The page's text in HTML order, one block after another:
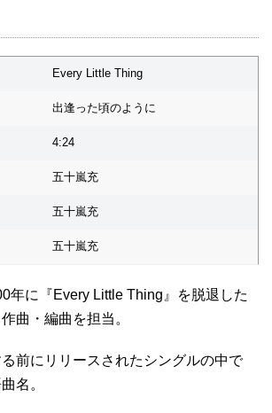
Every Little Thing
出逢った頃のように
4:24
五十嵐充
五十嵐充
五十嵐充
年に『Every Little Thing』を脱退した
曲・編曲を担当。
前にリリースされたシングルの中で
名。